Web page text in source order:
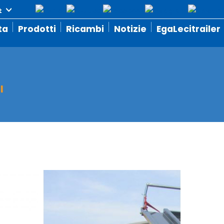
Prodotti Ricambi Notizie EgaLecitrailer